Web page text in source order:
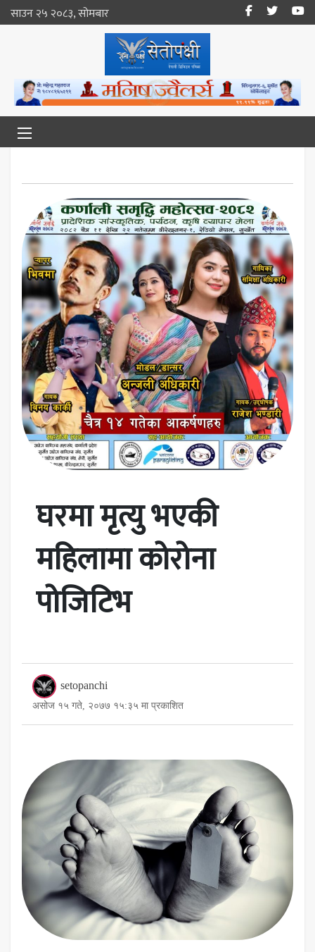
साउन २५ २०८३, सोमबार
घरमा मृत्यु भएकी
महिलामा कोरोना
पोजिटिभ
setopanchi
असोज १५ गते, २०७७ १५:३५ मा प्रकाशित